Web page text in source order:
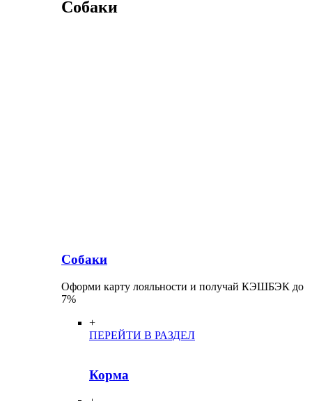
Собаки
Собаки
Оформи карту лояльности и получай КЭШБЭК до
7%
+
ПЕРЕЙТИ В РАЗДЕЛ
Корма